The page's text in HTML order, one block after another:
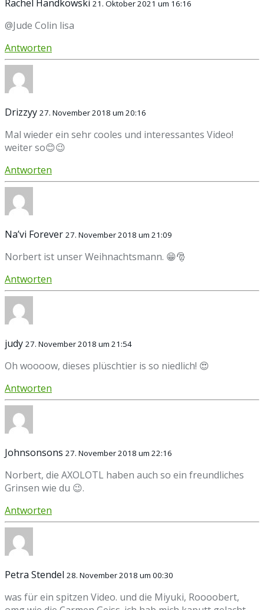
Rachel Handkowski 21. Oktober 2021 um 16:16
@Jude Colin lisa
Antworten
Drizzyy 27. November 2018 um 20:16
Mal wieder ein sehr cooles und interessantes Video!
weiter so😊😉
Antworten
Na’vi Forever 27. November 2018 um 21:09
Norbert ist unser Weihnachtsmann. 😁🎅
Antworten
judy 27. November 2018 um 21:54
Oh woooow, dieses plüschtier is so niedlich! 😍
Antworten
Johnsonsons 27. November 2018 um 22:16
Norbert, die AXOLOTL haben auch so ein freundliches
Grinsen wie du 😉.
Antworten
Petra Stendel 28. November 2018 um 00:30
was für ein spitzen Video. und die Miyuki, Roooobert,